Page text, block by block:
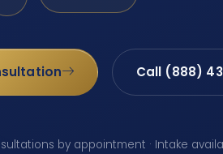
Call (888)
by appointment · Intake